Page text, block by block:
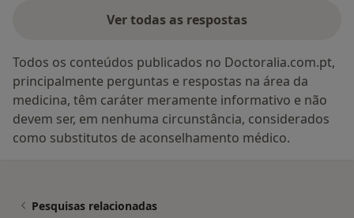
Ver todas as respostas
Todos os conteúdos publicados no Doctoralia.com.pt,
principalmente perguntas e respostas na área da
medicina, têm caráter meramente informativo e não
devem ser, em nenhuma circunstância, considerados
como substitutos de aconselhamento médico.
Pesquisas relacionadas